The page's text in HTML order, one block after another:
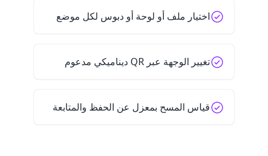
اختيار ملف أو لوحة أو دبوس لكل موضع
تغيير الوجهة عبر QR ديناميكي مدعوم
قياس المسح بمعزل عن الحفظ والمتابعة